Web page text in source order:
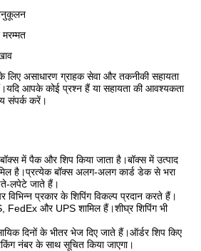
लिए असाधारण ग्राहक सेवा और तकनीकी सहायता
आपके कोई प्रश्न हैं या सहायता की आवश्यकता
संपर्क करें।
में पैक और शिप किया जाता है।बॉक्स में उत्पाद
है।प्रत्येक बॉक्स अलग-अलग कार्ड डेक से भरा
लपेटे जाते हैं।
प्रकार के शिपिंग विकल्प प्रदान करते हैं।
FedEx और UPS शामिल हैं।शीघ्र शिपिंग भी
दिनों के भीतर भेज दिए जाते हैं।ऑर्डर शिप किए
नंबर के साथ सूचित किया जाएगा।